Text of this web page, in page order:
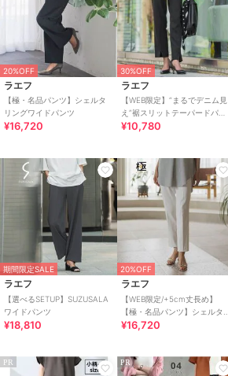
20%OFF
ラエフ
【極・名品パンツ】シェルタ
リングワイドパンツ
¥16,720
30%OFF
ラエフ
【WEB限定】“まるでデニム見
え”裾スリットテーパードパン
ツ
¥10,780
期間限定SALE
ラエフ
【選べるSETUP】SUZUSALA
ワイドパンツ
¥18,810
20%OFF
ラエフ
【WEB限定/+5cm丈長め】
【極・名品パンツ】シェルタ
リングテーパードパンツ
¥16,720
PR PR